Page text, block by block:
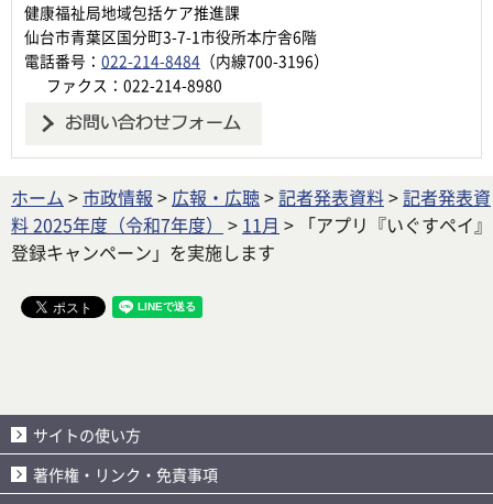
健康福祉局地域包括ケア推進課
仙台市青葉区国分町3-7-1市役所本庁舎6階
電話番号： 022-214-8484 （内線700-3196）
ファクス：022-214-8980
ホーム >市政情報 > 広報・広聴>記者発表資料>記者発表資
料 2025年度（令和7年度）
> 11月 > 「アプリ『いぐすペイ』
登録キャンペーン」を実施します
サイトの使い方
著作権・リンク・免責事項